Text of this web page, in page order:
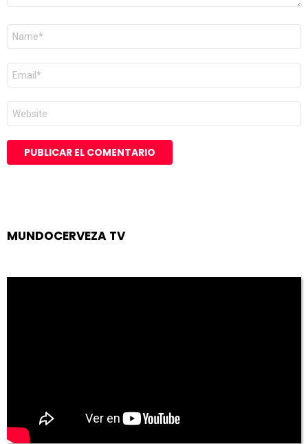
Nombre
Correo
electrónico
*
Web
MUNDOCERVEZA TV